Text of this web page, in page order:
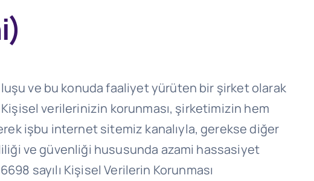
ve bu konuda faaliyet yürüten bir şirket olarak
verilerinizin korunması, şirketimizin hem
işbu internet sitemiz kanalıyla, gerekse diğer
ve güvenliği hususunda azami hassasiyet
sayılı Kişisel Verilerin Korunması